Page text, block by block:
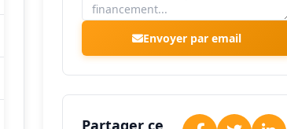
Envoyer par email
Partager ce